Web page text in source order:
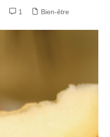
1 Bien-être